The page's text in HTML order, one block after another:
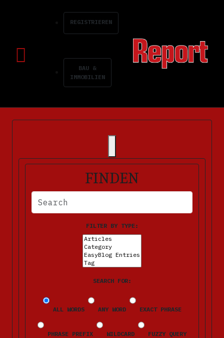
REGISTRIEREN
BAU &
IMMOBILIEN
FINDEN
BITTE FÜLLEN SIE DIE ERFORDERLICHEN FELDER AUS.
FILTER BY TYPE:
SEARCH FOR:
ALL WORDS ANY WORD EXACT PHRASE
PHRASE PREFIX WILDCARD FUZZY QUERY